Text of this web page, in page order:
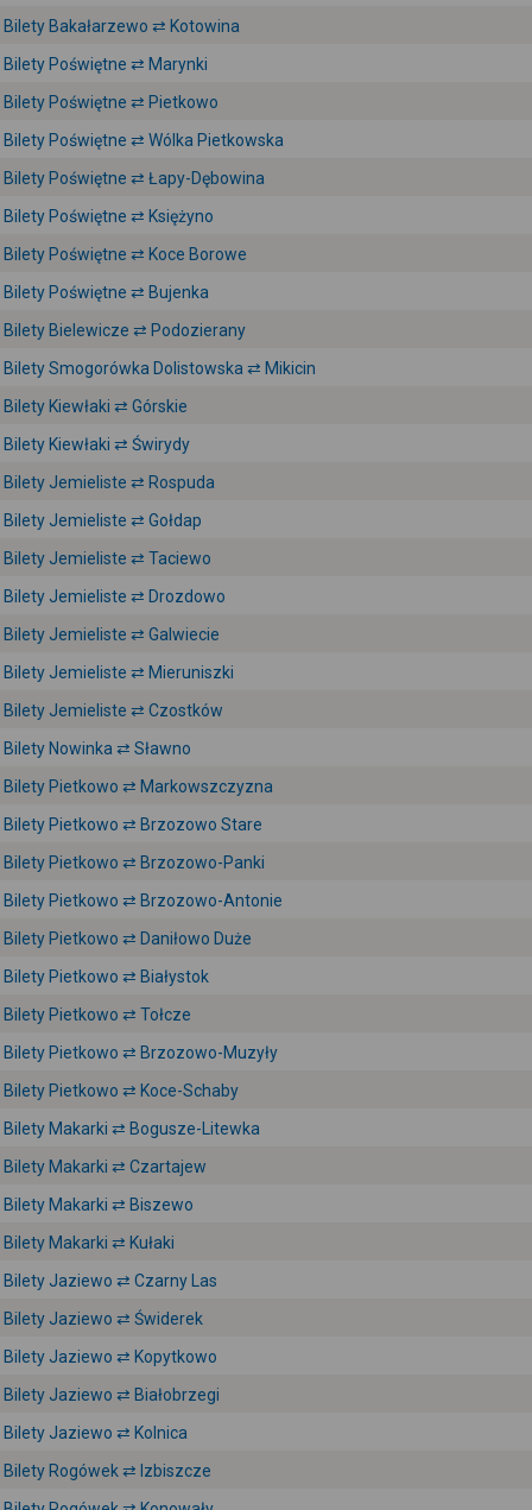
Bilety Bakałarzewo ⇄ Kotowina
Bilety Poświętne ⇄ Marynki
Bilety Poświętne ⇄ Pietkowo
Bilety Poświętne ⇄ Wólka Pietkowska
Bilety Poświętne ⇄ Łapy-Dębowina
Bilety Poświętne ⇄ Księżyno
Bilety Poświętne ⇄ Koce Borowe
Bilety Poświętne ⇄ Bujenka
Bilety Bielewicze ⇄ Podozierany
Bilety Smogorówka Dolistowska ⇄ Mikicin
Bilety Kiewłaki ⇄ Górskie
Bilety Kiewłaki ⇄ Świrydy
Bilety Jemieliste ⇄ Rospuda
Bilety Jemieliste ⇄ Gołdap
Bilety Jemieliste ⇄ Taciewo
Bilety Jemieliste ⇄ Drozdowo
Bilety Jemieliste ⇄ Galwiecie
Bilety Jemieliste ⇄ Mieruniszki
Bilety Jemieliste ⇄ Czostków
Bilety Nowinka ⇄ Sławno
Bilety Pietkowo ⇄ Markowszczyzna
Bilety Pietkowo ⇄ Brzozowo Stare
Bilety Pietkowo ⇄ Brzozowo-Panki
Bilety Pietkowo ⇄ Brzozowo-Antonie
Bilety Pietkowo ⇄ Daniłowo Duże
Bilety Pietkowo ⇄ Białystok
Bilety Pietkowo ⇄ Tołcze
Bilety Pietkowo ⇄ Brzozowo-Muzyły
Bilety Pietkowo ⇄ Koce-Schaby
Bilety Makarki ⇄ Bogusze-Litewka
Bilety Makarki ⇄ Czartajew
Bilety Makarki ⇄ Biszewo
Bilety Makarki ⇄ Kułaki
Bilety Jaziewo ⇄ Czarny Las
Bilety Jaziewo ⇄ Świderek
Bilety Jaziewo ⇄ Kopytkowo
Bilety Jaziewo ⇄ Białobrzegi
Bilety Jaziewo ⇄ Kolnica
Bilety Rogówek ⇄ Izbiszcze